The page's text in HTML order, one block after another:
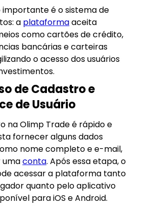
importante é o sistema de
a plataformaaceita
como cartões de crédito,
bancárias e carteiras
o acesso dos usuários
de Cadastro e
de Usuário
na Olimp Trade é rápido e
fornecer alguns dados
nome completo e e-mail,
umaconta. Após essa etapa, o
acessar a plataforma tanto
quanto pelo aplicativo
para iOS e Android.